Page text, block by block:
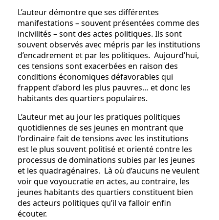
L’auteur démontre que ses différentes
manifestations – souvent présentées comme des
incivilités – sont des actes politiques. Ils sont
souvent observés avec mépris par les institutions
d’encadrement et par les politiques. Aujourd’hui,
ces tensions sont exacerbées en raison des
conditions économiques défavorables qui
frappent d’abord les plus pauvres… et donc les
habitants des quartiers populaires.
L’auteur met au jour les pratiques politiques
quotidiennes de ses jeunes en montrant que
l’ordinaire fait de tensions avec les institutions
est le plus souvent politisé et orienté contre les
processus de dominations subies par les jeunes
et les quadragénaires. Là où d’aucuns ne veulent
voir que voyoucratie en actes, au contraire, les
jeunes habitants des quartiers constituent bien
des acteurs politiques qu’il va falloir enfin
écouter.